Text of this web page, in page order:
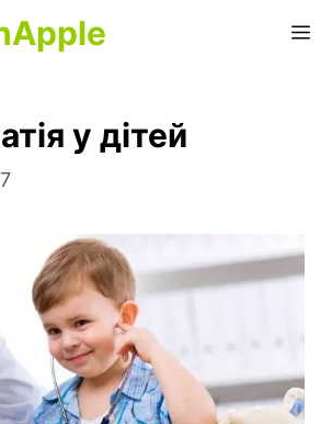
у дітей